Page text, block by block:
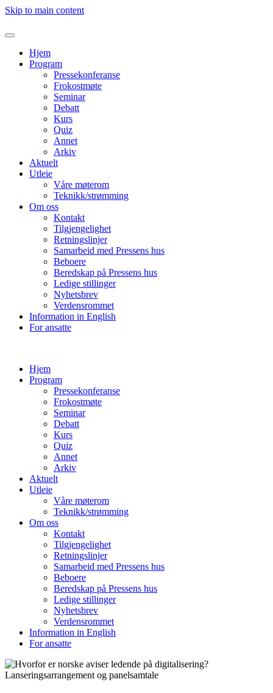
Skip to main content
Hjem
Program
Pressekonferanse
Frokostmøte
Seminar
Debatt
Kurs
Quiz
Annet
Arkiv
Aktuelt
Utleie
Våre møterom
Teknikk/strømming
Om oss
Kontakt
Tilgjengelighet
Retningslinjer
Samarbeid med Pressens hus
Beboere
Beredskap på Pressens hus
Ledige stillinger
Nyhetsbrev
Verdensrommet
Information in English
For ansatte
Hjem
Program
Pressekonferanse
Frokostmøte
Seminar
Debatt
Kurs
Quiz
Annet
Arkiv
Aktuelt
Utleie
Våre møterom
Teknikk/strømming
Om oss
Kontakt
Tilgjengelighet
Retningslinjer
Samarbeid med Pressens hus
Beboere
Beredskap på Pressens hus
Ledige stillinger
Nyhetsbrev
Verdensrommet
Information in English
For ansatte